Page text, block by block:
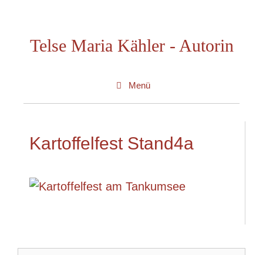
springenTelse Maria Kähler - Autorin
Menü
Kartoffelfest Stand4a